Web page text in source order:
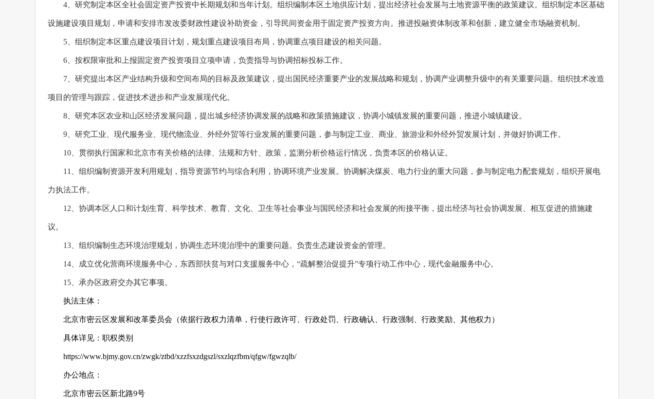
4、研究制定本区全社会固定资产投资中长期规划和当年计划。组织编制本区土地供应计划，提出经济社会发展与土地资源平衡的政策建议。组织制定本区基础
设施建设项目规划，申请和安排市发改委财政性建设补助资金，引导民间资金用于固定资产投资方向。推进投融资体制改革和创新，建立健全市场融资机制。
5、组织制定本区重点建设项目计划，规划重点建设项目布局，协调重点项目建设的相关问题。
6、按权限审批和上报固定资产投资项目立项申请，负责指导与协调招标投标工作。
7、研究提出本区产业结构升级和空间布局的目标及政策建议，提出国民经济重要产业的发展战略和规划，协调产业调整升级中的有关重要问题。组织技术改造
项目的管理与跟踪，促进技术进步和产业发展现代化。
8、研究本区农业和山区经济发展问题，提出城乡经济协调发展的战略和政策措施建议，协调小城镇发展的重要问题，推进小城镇建设。
9、研究工业、现代服务业、现代物流业、外经外贸等行业发展的重要问题，参与制定工业、商业、旅游业和外经外贸发展计划，并做好协调工作。
10、贯彻执行国家和北京市有关价格的法律、法规和方针、政策，监测分析价格运行情况，负责本区的价格认证。
11、组织编制资源开发利用规划，指导资源节约与综合利用，协调环境产业发展。协调解决煤炭、电力行业的重大问题，参与制定电力配套规划，组织开展电
力执法工作。
12、协调本区人口和计划生育、科学技术、教育、文化、卫生等社会事业与国民经济和社会发展的衔接平衡，提出经济与社会协调发展、相互促进的措施建
议。
13、组织编制生态环境治理规划，协调生态环境治理中的重要问题。负责生态建设资金的管理。
14、成立优化营商环境服务中心，东西部扶贫与对口支援服务中心，“疏解整治促提升”专项行动工作中心，现代金融服务中心。
15、承办区政府交办其它事项。
执法主体：
北京市密云区发展和改革委员会（依据行政权力清单，行使行政许可、行政处罚、行政确认、行政强制、行政奖励、其他权力）
具体详见：职权类别
https://www.bjmy.gov.cn/zwgk/ztbd/xzzfsxzdgszl/sxzlqzfbm/qfgw/fgwzqlb/
办公地点：
北京市密云区新北路9号